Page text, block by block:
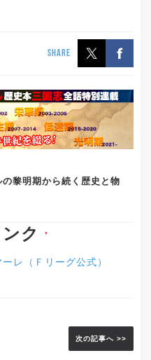
SHARE
の黎明期から続く歴史と物
ク ▼
レ（Ｆリーグ公式）
次の記事へ >>